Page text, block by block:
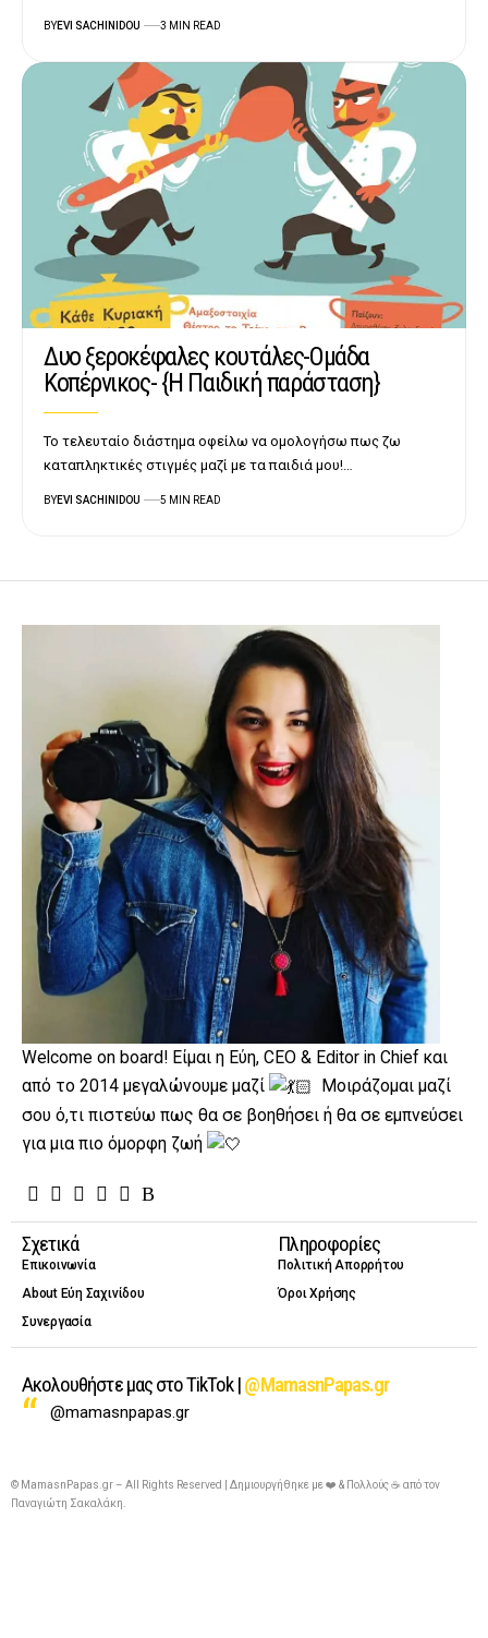
BYEVI SACHINIDOU 3 MIN READ
Δυο ξεροκέφαλες κουτάλες-Ομάδα
Κοπέρνικος- {Η Παιδική παράσταση}
Το τελευταίο διάστημα οφείλω να ομολογήσω πως ζω
καταπληκτικές στιγμές μαζί με τα παιδιά μου!…
BYEVI SACHINIDOU 5 MIN READ
Welcome on board! Είμαι η Εύη, CEO & Editor in Chief και
από το 2014 μεγαλώνουμε μαζί
Μοιράζομαι μαζί
σου ό,τι πιστεύω πως θα σε βοηθήσει ή θα σε εμπνεύσει
για μια πιο όμορφη ζωή
Σχετικά
Επικοινωνία
About Εύη Σαχινίδου
Συνεργασία
Πληροφορίες
Πολιτική Απορρήτου
Όροι Χρήσης
Ακολουθήστε μας στο TikTok |@MamasnPapas.gr
@mamasnpapas.gr
© MamasnPapas.gr – All Rights Reserved | Δημιουργήθηκε με ❤️ & Πολλούς ☕ από τον
Παναγιώτη Σακαλάκη